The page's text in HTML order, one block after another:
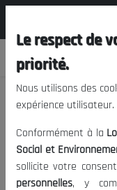
Nous
Le respect de
priorité.
Nous utilisons des
expérience utilisateur.
Conformément à la
Social et
sollicite votre
personnelles, y